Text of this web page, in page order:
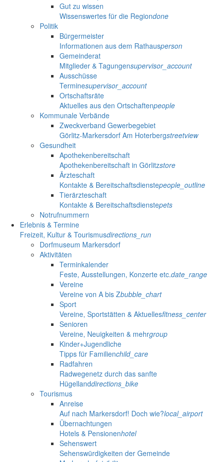
Gut zu wissen
Wissenswertes für die Regiondone
Politik
Bürgermeister
Informationen aus dem Rathausperson
Gemeinderat
Mitglieder & Tagungensupervisor_account
Ausschüsse
Terminesupervisor_account
Ortschaftsräte
Aktuelles aus den Ortschaftenpeople
Kommunale Verbände
Zweckverband Gewerbegebiet
Görlitz-Markersdorf Am Hoterbergstreetview
Gesundheit
Apothekenbereitschaft
Apothekenbereitschaft in Görlitzstore
Ärzteschaft
Kontakte & Bereitschaftsdienstepeople_outline
Tierärzteschaft
Kontakte & Bereitschaftsdienstepets
Notrufnummern
Erlebnis & Termine
Freizeit, Kultur & Tourismusdirections_run
Dorfmuseum Markersdorf
Aktivitäten
Terminkalender
Feste, Ausstellungen, Konzerte etc.date_range
Vereine
Vereine von A bis Zbubble_chart
Sport
Vereine, Sportstätten & Aktuellesfitness_center
Senioren
Vereine, Neuigkeiten & mehrgroup
Kinder+Jugendliche
Tipps für Familienchild_care
Radfahren
Radwegenetz durch das sanfte
Hügellanddirections_bike
Tourismus
Anreise
Auf nach Markersdorf! Doch wie?local_airport
Übernachtungen
Hotels & Pensionenhotel
Sehenswert
Sehenswürdigkeiten der Gemeinde